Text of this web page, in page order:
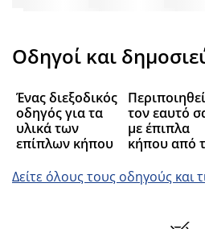
Οδηγοί και
Ένας διεξοδικός
οδηγός για τα
υλικά των
επίπλων κήπου
τον εαυτό
με έπιπλα
κήπου από
Δείτε όλους τους οδηγούς και